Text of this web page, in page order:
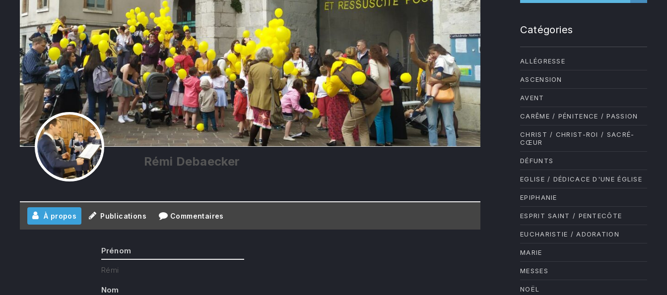
Rémi Debaecker
À propos Publications Commentaires
Prénom
Rémi
Nom
Catégories
ALLÉGRESSE
ASCENSION
AVENT
CARÊME / PÉNITENCE / PASSION
CHRIST / CHRIST-ROI / SACRÉ-
CŒUR
DÉFUNTS
EGLISE / DÉDICACE D'UNE ÉGLISE
EPIPHANIE
ESPRIT SAINT / PENTECÔTE
EUCHARISTIE / ADORATION
MARIE
MESSES
NOËL